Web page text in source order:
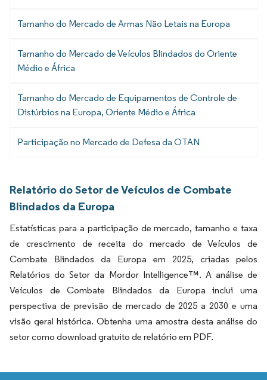
Tamanho do Mercado de Armas Não Letais na Europa
Tamanho do Mercado de Veículos Blindados do Oriente
Médio e África
Tamanho do Mercado de Equipamentos de Controle de
Distúrbios na Europa, Oriente Médio e África
Participação no Mercado de Defesa da OTAN
Relatório do Setor de Veículos de Combate
Blindados da Europa
Estatísticas para a participação de mercado, tamanho e taxa
de crescimento de receita do mercado de Veículos de
Combate Blindados da Europa em 2025, criadas pelos
Relatórios do Setor da Mordor Intelligence™. A análise de
Veículos de Combate Blindados da Europa inclui uma
perspectiva de previsão de mercado de 2025 a 2030 e uma
visão geral histórica. Obtenha uma amostra desta análise do
setor como download gratuito de relatório em PDF.